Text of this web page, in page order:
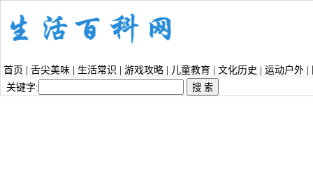
首页 舌尖美味 生活常识 游戏攻略 儿童教育 文化历史 运动户外
关键字: